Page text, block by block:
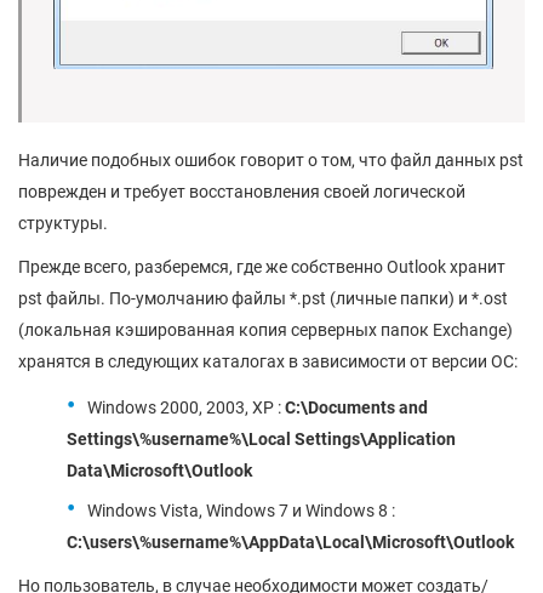
Наличие подобных ошибок говорит о том, что файл данных pst
поврежден и требует восстановления своей логической
структуры.
Прежде всего, разберемся, где же собственно Outlook хранит
pst файлы. По-умолчанию файлы *.pst (личные папки) и *.ost
(локальная кэшированная копия серверных папок Exchange)
хранятся в следующих каталогах в зависимости от версии ОС:
Windows 2000, 2003, XP :C:\Documents and
Settings\%username%\Local Settings\Application
Data\Microsoft\Outlook
Windows Vista, Windows 7 и Windows 8 :
C:\users\%username%\AppData\Local\Microsoft\Outlook
Но пользователь, в случае необходимости может создать/